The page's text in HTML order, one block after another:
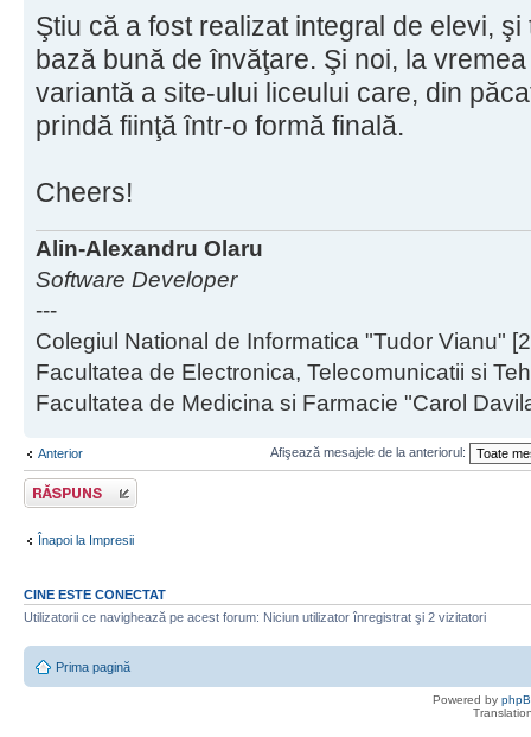
Ştiu că a fost realizat integral de elevi,
bază bună de învăţare. Şi noi, la
variantă a site-ului liceului care, din
prindă fiinţă într-o formă finală.
Cheers!
Alin-Alexandru Olaru
Software Developer
---
Colegiul National de Informatica "Tudor Vianu"
Facultatea de Electronica, Telecomunicatii si
Facultatea de Medicina si Farmacie "Carol
Anterior Afişează mesajele de la anteriorul:
Scrie un răspuns
Înapoi la Impresii
CINE ESTE CONECTAT
Utilizatorii ce navighează pe acest forum: Niciun utilizator înregistrat şi 2 vizitatori
Prima pagină
Powered by